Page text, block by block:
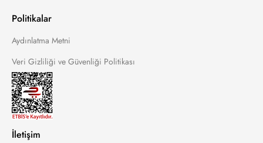
Politikalar
Aydınlatma Metni
Veri Gizliliği ve Güvenliği Politikası
İletişim